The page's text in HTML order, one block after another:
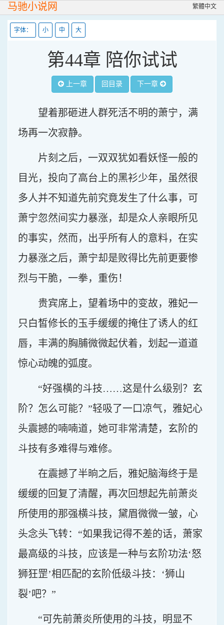
马驰小说网 繁體中文
字体： 小 中 大
第44章 陪你试试
上一章 回目录 下一章
望着那砸进人群死活不明的萧宁，满
场再一次寂静。
片刻之后，一双双犹如看妖怪一般的
目光，投向了高台上的黑衫少年，虽然很
多人并不知道先前究竟发生了什么事，可
萧宁忽然间实力暴涨，却是众人亲眼所见
的事实，然而，出乎所有人的意料，在实
力暴涨之后，萧宁却是败得比先前更要惨
烈与干脆，一拳，重伤！
贵宾席上，望着场中的变故，雅妃一
只白皙修长的玉手缓缓的掩住了诱人的红
唇，丰满的胸脯微微起伏着，划起一道道
惊心动魄的弧度。
“好强横的斗技……这是什么级别？玄
阶？怎么可能？”轻吸了一口凉气，雅妃心
头震撼的喃喃道，她可非常清楚，玄阶的
斗技有多难得与难修。
在震撼了半晌之后，雅妃脑海终于是
缓缓的回复了清醒，再次回想起先前萧炎
所使用的那强横斗技，黛眉微微一皱，心
头念头飞转：“如果我记得不差的话，萧家
最高级的斗技，应该是一种与玄阶功法‘怒
狮狂罡’相匹配的玄阶低级斗技：‘狮山
裂’吧？”
“可先前萧炎所使用的斗技，明显不